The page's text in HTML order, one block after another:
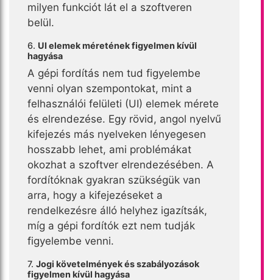
milyen funkciót lát el a szoftveren
belül.
6. UI elemek méretének figyelmen kívül
hagyása
A gépi fordítás nem tud figyelembe
venni olyan szempontokat, mint a
felhasználói felületi (UI) elemek mérete
és elrendezése. Egy rövid, angol nyelvű
kifejezés más nyelveken lényegesen
hosszabb lehet, ami problémákat
okozhat a szoftver elrendezésében. A
fordítóknak gyakran szükségük van
arra, hogy a kifejezéseket a
rendelkezésre álló helyhez igazítsák,
míg a gépi fordítók ezt nem tudják
figyelembe venni.
7. Jogi követelmények és szabályozások
figyelmen kívül hagyása